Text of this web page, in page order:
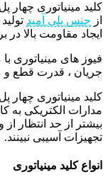
از جنس پلی آمید
ایجاد مقاومت بالا
فیوز های مینیاتوری
جریان ، قدرت قطع و
کلید مینیاتوری
مدارات الکتریکی به
بیشتر از حد انتظار
تجهیزات آسیبی نبینند.
انواع کلید مینیاتوری